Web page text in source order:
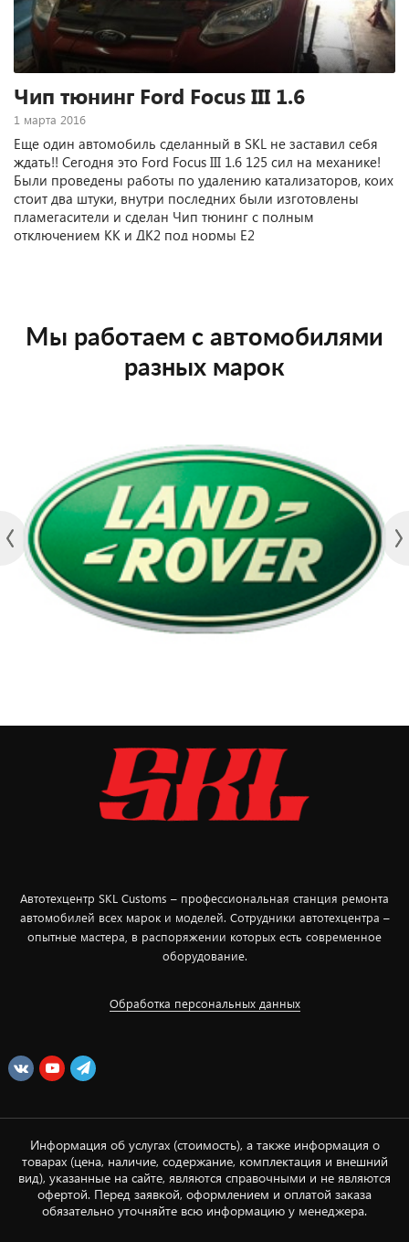
Чип тюнинг Ford Focus III 1.6
1 марта 2016
Еще один автомобиль сделанный в SKL не заставил себя
ждать!! Сегодня это Ford Focus III 1.6 125 сил на механике!
Были проведены работы по удалению катализаторов, коих
стоит два штуки, внутри последних были изготовлены
пламегасители и сделан Чип тюнинг с полным
отключением КК и ДК2 под нормы Е2
Мы работаем с автомобилями
разных марок
Автотехцентр SKL Customs – профессиональная станция ремонта
автомобилей всех марок и моделей. Сотрудники автотехцентра –
опытные мастера, в распоряжении которых есть современное
оборудование.
Обработка персональных данных
Информация об услугах (стоимость), а также информация о
товарах (цена, наличие, содержание, комплектация и внешний
вид), указанные на сайте, являются справочными и не являются
офертой. Перед заявкой, оформлением и оплатой заказа
обязательно уточняйте всю информацию у менеджера.